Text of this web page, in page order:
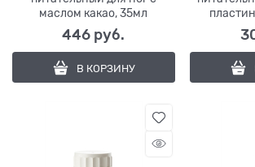
маслом какао, 35мл
446 руб.
В КОРЗИНУ
боковых